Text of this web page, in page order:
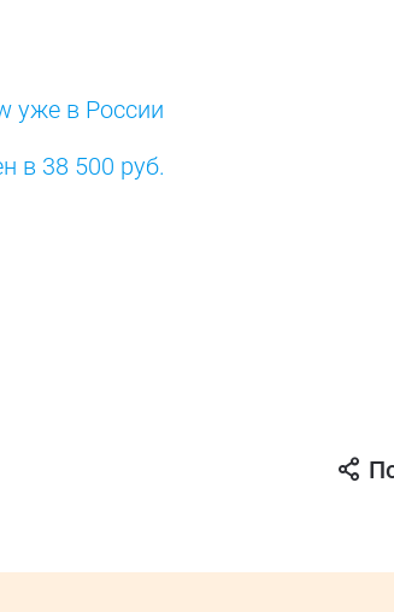
уже в России
в 38 500 руб.